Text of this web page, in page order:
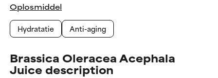
Oplosmiddel
Hydratatie
Anti-aging
Brassica Oleracea Acephala
Juice description